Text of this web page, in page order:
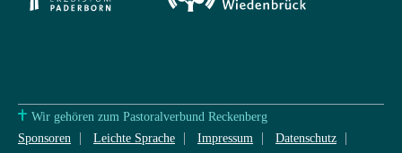
Wir gehören zum Pastoralverbund Reckenberg
Sponsoren
Leichte Sprache Impressum Datenschutz